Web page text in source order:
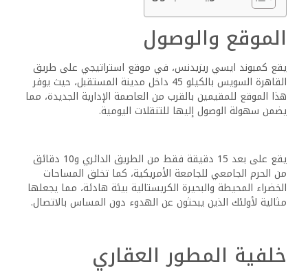
الموقع والوصول
يقع كمبوند ايسي ريزيدنس، في موقع استراتيجي على طريق
القاهرة السويس بالكيلو 45 داخل مدينة المستقبل، حيث يوفر
هذا الموقع للمقيمين بالقرب من العاصمة الإدارية الجديدة، مما
يضمن سهولة الوصول إليها للتنقلات اليومية.
يقع على بعد 15 دقيقة فقط من الطريق الدائري و10 دقائق
من الحرم الجامعي للجامعة الأمريكية، كما تخلق المساحات
الخضراء المحيطة والبحيرة الكريستالية بيئة هادئة، مما يجعلها
مثالية لأولئك الذين يبحثون عن الهدوء دون المساس بالاتصال.
خلفية المطور العقاري